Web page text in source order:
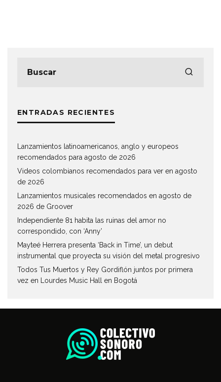
ENTRADAS RECIENTES
Lanzamientos latinoamericanos, anglo y europeos
recomendados para agosto de 2026
Videos colombianos recomendados para ver en agosto
de 2026
Lanzamientos musicales recomendados en agosto de
2026 de Groover
Independiente 81 habita las ruinas del amor no
correspondido, con ‘Anny’
Mayteé Herrera presenta ‘Back in Time’, un debut
instrumental que proyecta su visión del metal progresivo
Todos Tus Muertos y Rey Gordiflón juntos por primera
vez en Lourdes Music Hall en Bogotá